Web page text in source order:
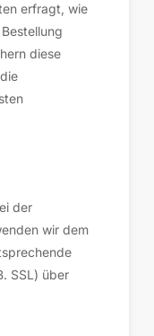
erfragt, wie
diese
der
wir dem
SSL) über